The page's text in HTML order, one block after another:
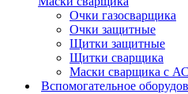
Очки газосварщика
Очки защитные
Щитки защитные
Щитки сварщика
Маски сварщика с
Вспомогательное